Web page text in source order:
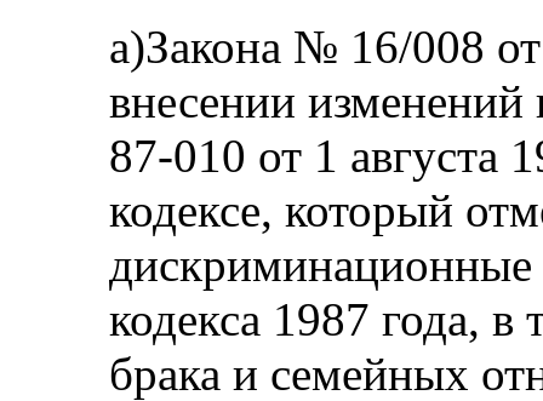
а)Закона № 16/008
внесении
87‑010 от 1 августа
кодексе, который
кодекса 1987 года,
брака и семейных